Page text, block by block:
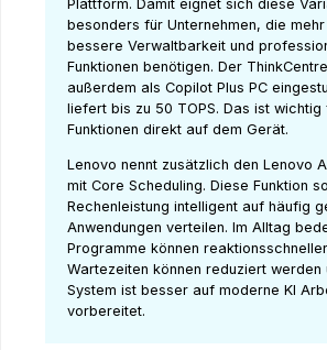
Plattform. Damit eignet sich diese
besonders für Unternehmen, die mehr
bessere Verwaltbarkeit und
Funktionen benötigen. Der
außerdem als Copilot Plus PC
liefert bis zu 50 TOPS. Das ist wichtig
Funktionen direkt auf dem Gerät.
Lenovo nennt zusätzlich den Lenovo
mit Core Scheduling. Diese Funktion
Rechenleistung intelligent auf häufig
Anwendungen verteilen. Im Alltag
Programme können
Wartezeiten können reduziert werden
System ist besser auf moderne KI
vorbereitet.